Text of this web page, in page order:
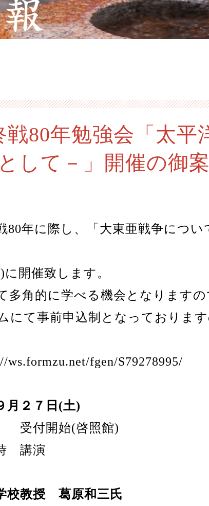
戦80年勉強会「太
して－」開催の御
80年に際し、「大東亜戦争につ
開催致します。
多角的に学べる機会となりますの
にて事前申込制となっておりま
ws.formzu.net/fgen/S79278995/
月２７日(土)
受付開始(啓照館)
時 講演
校教授 葛原和三氏